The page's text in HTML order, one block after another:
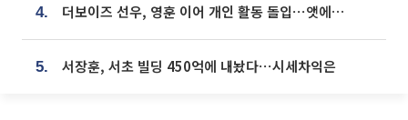
4. 더보이즈 선우, 영훈 이어 개인 활동 돌입⋯앳에어리어와 전속계약
5. 서장훈, 서초 빌딩 450억에 내놨다⋯시세차익은